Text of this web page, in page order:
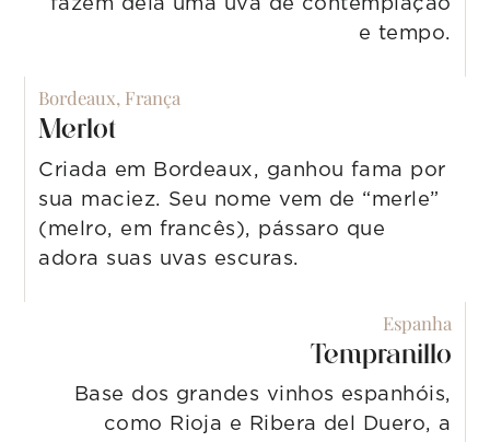
e tempo.
Bordeaux, França
Merlot
Criada em Bordeaux, ganhou fama por
sua maciez. Seu nome vem de “merle”
(melro, em francês), pássaro que
adora suas uvas escuras.
Espanha
Tempranillo
Base dos grandes vinhos espanhóis,
como Rioja e Ribera del Duero, a